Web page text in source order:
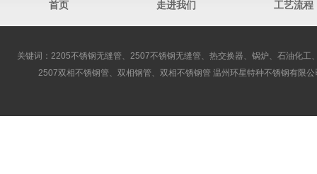
首页 走进我们 工艺流程
关键词：2205不锈钢无缝管、2507不锈钢无缝管、热交换器、锅炉、石油化
2507双相不锈钢管、双相钢管、双相不锈钢管 温州环星特种不锈钢有限